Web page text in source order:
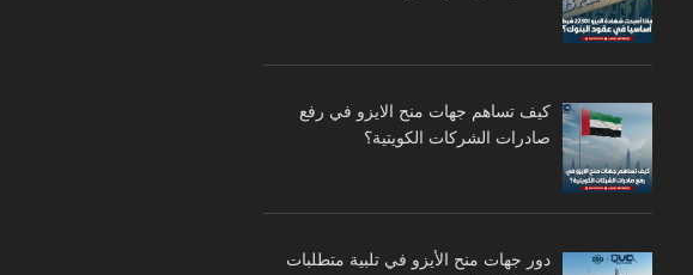
كيف تساهم جهات منح الايزو في رفع
صادرات الشركات الكويتية؟
دور جهات منح الأيزو في تلبية متطلبات